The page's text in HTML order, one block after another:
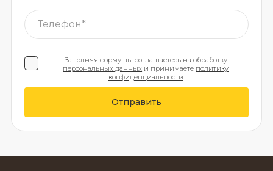
Заполняя форму вы соглашаетесь на обработку
персональных данных и принимаете политику
конфиденциальности
Отправить